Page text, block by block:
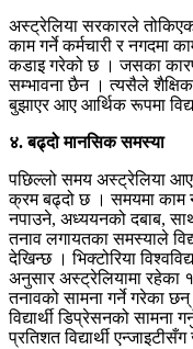
अस्ट्रेलिया सरकारले
काम गर्ने कर्मचारी र नगदमा
कडाइ गरेको छ । जसका
सम्भावना छैन । त्यसैले शैक्षिक
बुझाएर आए आर्थिक रूपमा
४. बढ्दो मानसिक समस्या
पछिल्लो समय अस्ट्रेलिया
क्रम बढ्दो छ । समयमा काम
नपाउने, अध्ययनको दबाब,
तनाव लगायतका समस्याले
देखिन्छ । भिक्टोरिया
अनुसार अस्ट्रेलियामा रहेका
तनावको सामना गर्ने गरेका
विद्यार्थी डिप्रेसनको
प्रतिशत विद्यार्थी